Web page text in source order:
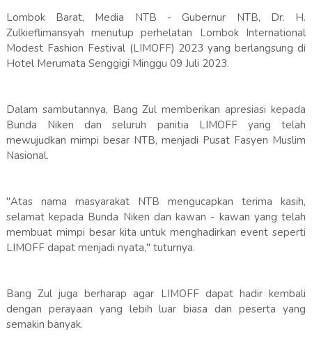
Lombok Barat, Media NTB - Gubernur NTB, Dr. H.
Zulkieflimansyah menutup perhelatan Lombok International
Modest Fashion Festival (LIMOFF) 2023 yang berlangsung di
Hotel Merumata Senggigi Minggu 09 Juli 2023.
Dalam sambutannya, Bang Zul memberikan apresiasi kepada
Bunda Niken dan seluruh panitia LIMOFF yang telah
mewujudkan mimpi besar NTB, menjadi Pusat Fasyen Muslim
Nasional.
"Atas nama masyarakat NTB mengucapkan terima kasih,
selamat kepada Bunda Niken dan kawan - kawan yang telah
membuat mimpi besar kita untuk menghadirkan event seperti
LIMOFF dapat menjadi nyata," tuturnya.
Bang Zul juga berharap agar LIMOFF dapat hadir kembali
dengan perayaan yang lebih luar biasa dan peserta yang
semakin banyak.